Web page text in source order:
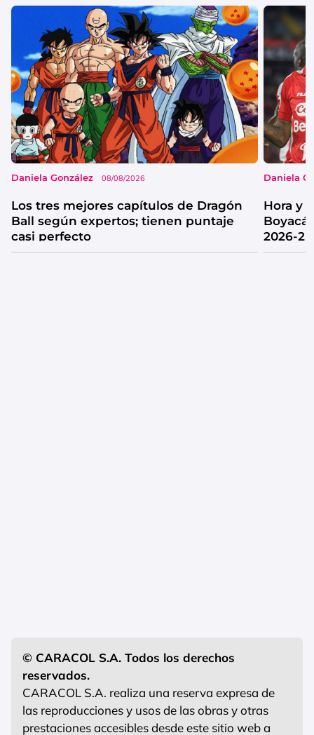
Daniela González 08/08/2026
Los tres mejores capítulos de Dragón
Ball según expertos; tienen puntaje
casi perfecto
Daniela
Hora y
Boyacá
2026-2
© CARACOL S.A. Todos los derechos
reservados.
CARACOL S.A. realiza una reserva expresa de
las reproducciones y usos de las obras y otras
prestaciones accesibles desde este sitio web a